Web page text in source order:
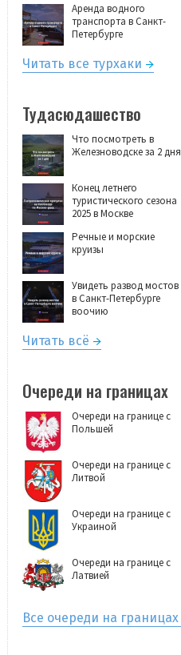
Аренда водного
транспорта в Санкт-
Петербурге
Читать все турхаки
Тудасюдашество
Что посмотреть в
Железноводске за 2 дня
Конец летнего
туристического сезона
2025 в Москве
Речные и морские
круизы
Увидеть развод мостов
в Санкт-Петербурге
воочию
Читать всё
Очереди на границах
Очереди на границе с
Польшей
Очереди на границе с
Литвой
Очереди на границе с
Украиной
Очереди на границе с
Латвией
Все очереди на границах